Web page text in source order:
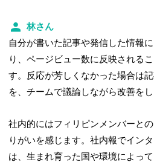
林さん
自分が書いた記事や発信した情報
り、ページビュー数に反映される
す。反応が芳しくなかった場合は
を、チームで議論しながら改善をし
社内的にはフィリピンメンバーと
りがいを感じます。社内報でイン
は、生まれ育った国や環境によっ